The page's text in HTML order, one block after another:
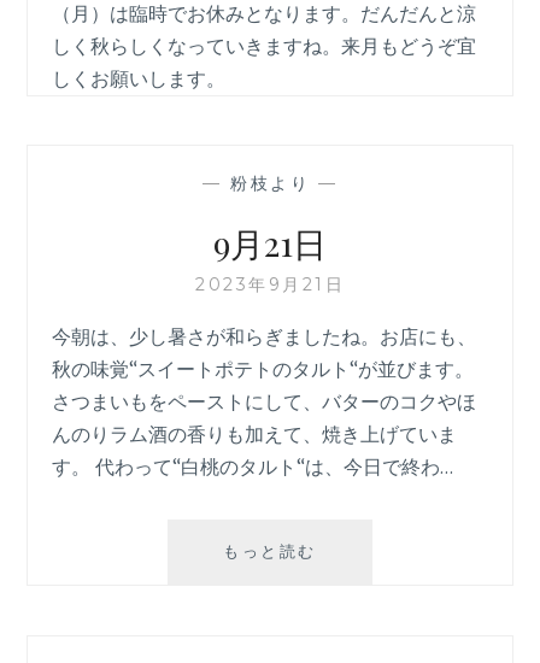
（月）は臨時でお休みとなります。だんだんと涼
しく秋らしくなっていきますね。来月もどうぞ宜
しくお願いします。
— 粉枝より —
9月21日
2023年9月21日
今朝は、少し暑さが和らぎましたね。お店にも、
秋の味覚“スイートポテトのタルト“が並びます。
さつまいもをペーストにして、バターのコクやほ
んのりラム酒の香りも加えて、焼き上げていま
す。 代わって“白桃のタルト“は、今日で終わ…
もっと読む